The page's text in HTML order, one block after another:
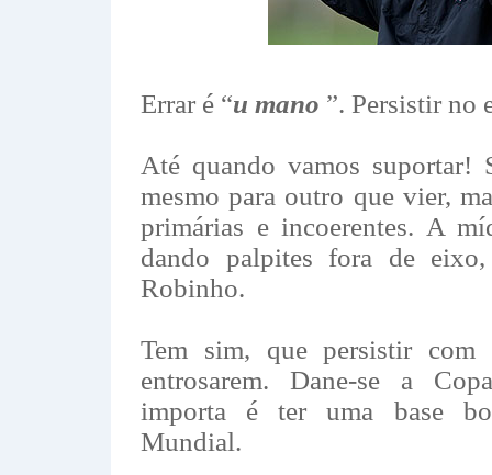
Errar é “u mano ”. Persistir no
Até quando vamos suportar!
mesmo para outro que vier,
primárias e incoerentes. A
dando palpites fora de
Robinho.
Tem sim, que persistir com
entrosarem. Dane-se a
importa é ter uma base
Mundial.